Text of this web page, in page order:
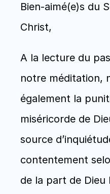
Bien-aimé(e)s du
Christ,
A la lecture du
notre méditation,
également la
miséricorde de
source
contentement
de la part de Dieu